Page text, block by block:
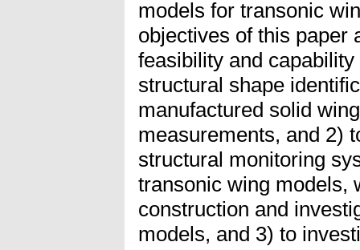
models for transonic
objectives of this paper
feasibility and
structural shape
manufactured solid
measurements, and 2)
structural monitoring
transonic wing models,
construction and
models, and 3) to